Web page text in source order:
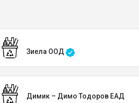
Зиела ООД
Димик – Димо Тодоров ЕАД